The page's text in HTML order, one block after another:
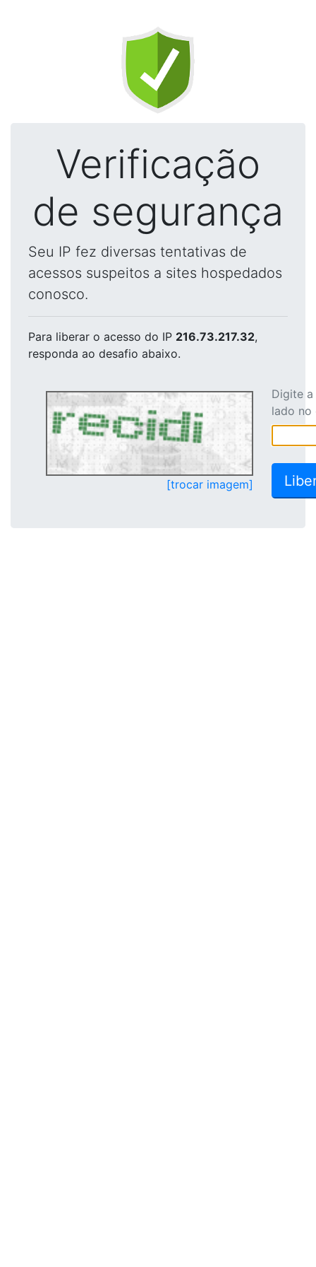
Verificação
de segurança
Seu IP fez diversas tentativas de
acessos suspeitos a sites hospedados
conosco.
Para liberar o acesso do IP 216.73.217.32,
responda ao desafio abaixo.
[trocar imagem]
Digite
lado no